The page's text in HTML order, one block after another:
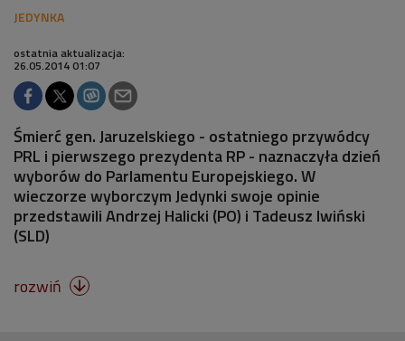
ostatnia aktualizacja:
26.05.2014 01:07
Śmierć gen. Jaruzelskiego - ostatniego przywódcy
PRL i pierwszego prezydenta RP - naznaczyła dzień
wyborów do Parlamentu Europejskiego. W
wieczorze wyborczym Jedynki swoje opinie
przedstawili Andrzej Halicki (PO) i Tadeusz Iwiński
(SLD)
rozwiń 